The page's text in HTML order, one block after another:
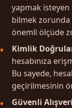
yapmak
bilmek zorunda
önemli ölçüde
Kimlik
hesabınıza
Bu sayede,
geçirilmesinin
Güvenli